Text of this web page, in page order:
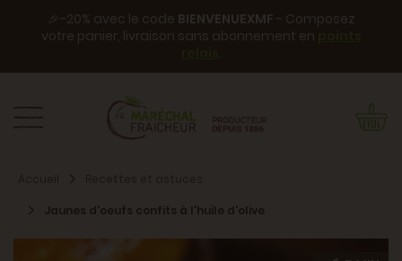
🎉-20% avec le code BIENVENUEXMF - Composez
votre panier, livraison sans abonnement en
.
Jaunes d'oeufs confits à l'huile d'olive